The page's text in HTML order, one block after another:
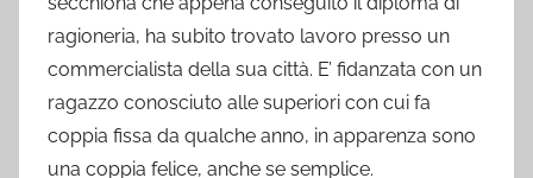
ragioneria, ha subito trovato lavoro presso un
commercialista della sua città. E’ fidanzata con un
ragazzo conosciuto alle superiori con cui fa
coppia fissa da qualche anno, in apparenza sono
una coppia felice, anche se semplice.